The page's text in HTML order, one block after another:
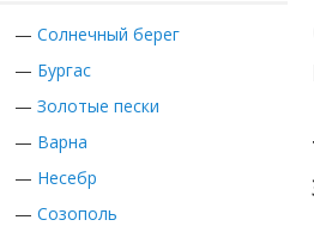
— Солнечный берег
— Бургас
— Золотые пески
— Варна
— Несебр
— Созополь